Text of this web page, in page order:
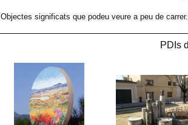
Objectes significats que podeu veure a peu de carrer.
PDIs